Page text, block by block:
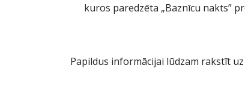
kuros paredzēta „Baznīcu nakts”
Papildus informācijai lūdzam rakstīt uz